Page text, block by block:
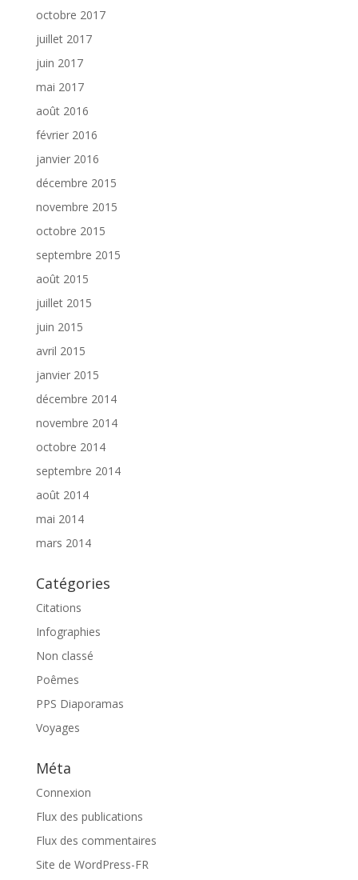
octobre 2017
juillet 2017
juin 2017
mai 2017
août 2016
février 2016
janvier 2016
décembre 2015
novembre 2015
octobre 2015
septembre 2015
août 2015
juillet 2015
juin 2015
avril 2015
janvier 2015
décembre 2014
novembre 2014
octobre 2014
septembre 2014
août 2014
mai 2014
mars 2014
Catégories
Citations
Infographies
Non classé
Poêmes
PPS Diaporamas
Voyages
Méta
Connexion
Flux des publications
Flux des commentaires
Site de WordPress-FR